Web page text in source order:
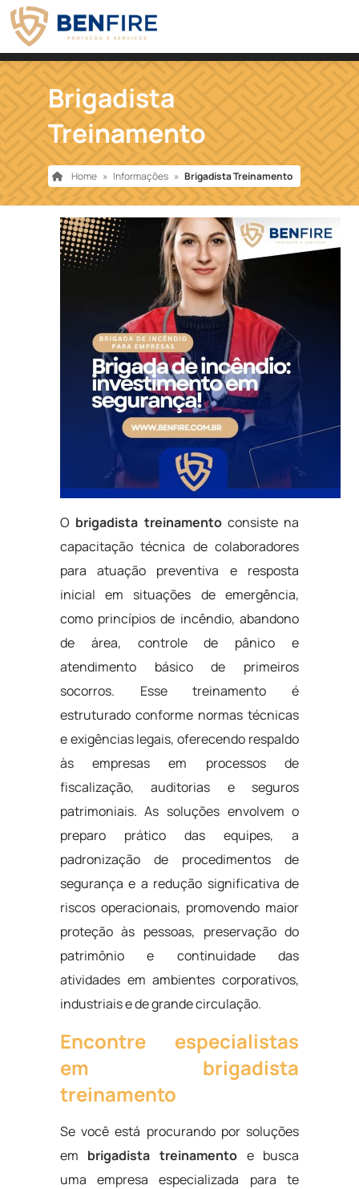
Brigadista
Treinamento
Home » Informações » Brigadista Treinamento
O brigadista treinamentoconsiste na
capacitação técnica de colaboradores
para atuação preventiva e resposta
inicial em situações de emergência,
como princípios de incêndio, abandono
de área, controle de pânico e
atendimento básico de primeiros
socorros. Esse treinamento é
estruturado conforme normas técnicas
e exigências legais, oferecendo respaldo
às empresas em processos de
fiscalização, auditorias e seguros
patrimoniais. As soluções envolvem o
preparo prático das equipes, a
padronização de procedimentos de
segurança e a redução significativa de
riscos operacionais, promovendo maior
proteção às pessoas, preservação do
patrimônio e continuidade das
atividades em ambientes corporativos,
industriais e de grande circulação.
Encontre especialistas
em brigadista
treinamento
Se você está procurando por soluções
em brigadista treinamento e busca
uma empresa especializada para te